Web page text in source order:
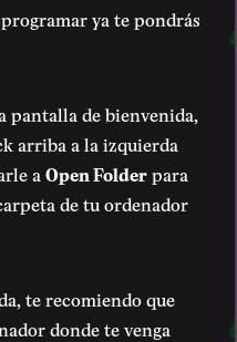
ya te pondrás
pantalla de bienvenida,
arriba a la izquierda
a Open Folderpara
de tu ordenador
te recomiendo que
donde te venga